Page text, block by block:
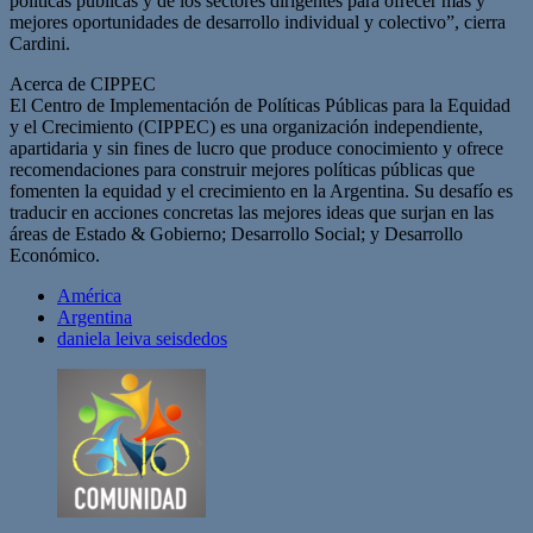
mejores oportunidades de desarrollo individual y colectivo”, cierra
Cardini.
Acerca de CIPPEC
El Centro de Implementación de Políticas Públicas para la Equidad
y el Crecimiento (CIPPEC) es una organización independiente,
apartidaria y sin fines de lucro que produce conocimiento y ofrece
recomendaciones para construir mejores políticas públicas que
fomenten la equidad y el crecimiento en la Argentina. Su desafío es
traducir en acciones concretas las mejores ideas que surjan en las
áreas de Estado & Gobierno; Desarrollo Social; y Desarrollo
Económico.
América
Argentina
daniela leiva seisdedos